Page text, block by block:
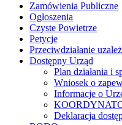
Zamówienia Publiczne
Ogłoszenia
Czyste Powietrze
Petycje
Przeciwdziałanie
Dostępny Urząd
Plan działania i
Wniosek o
Informacje o
Deklaracja